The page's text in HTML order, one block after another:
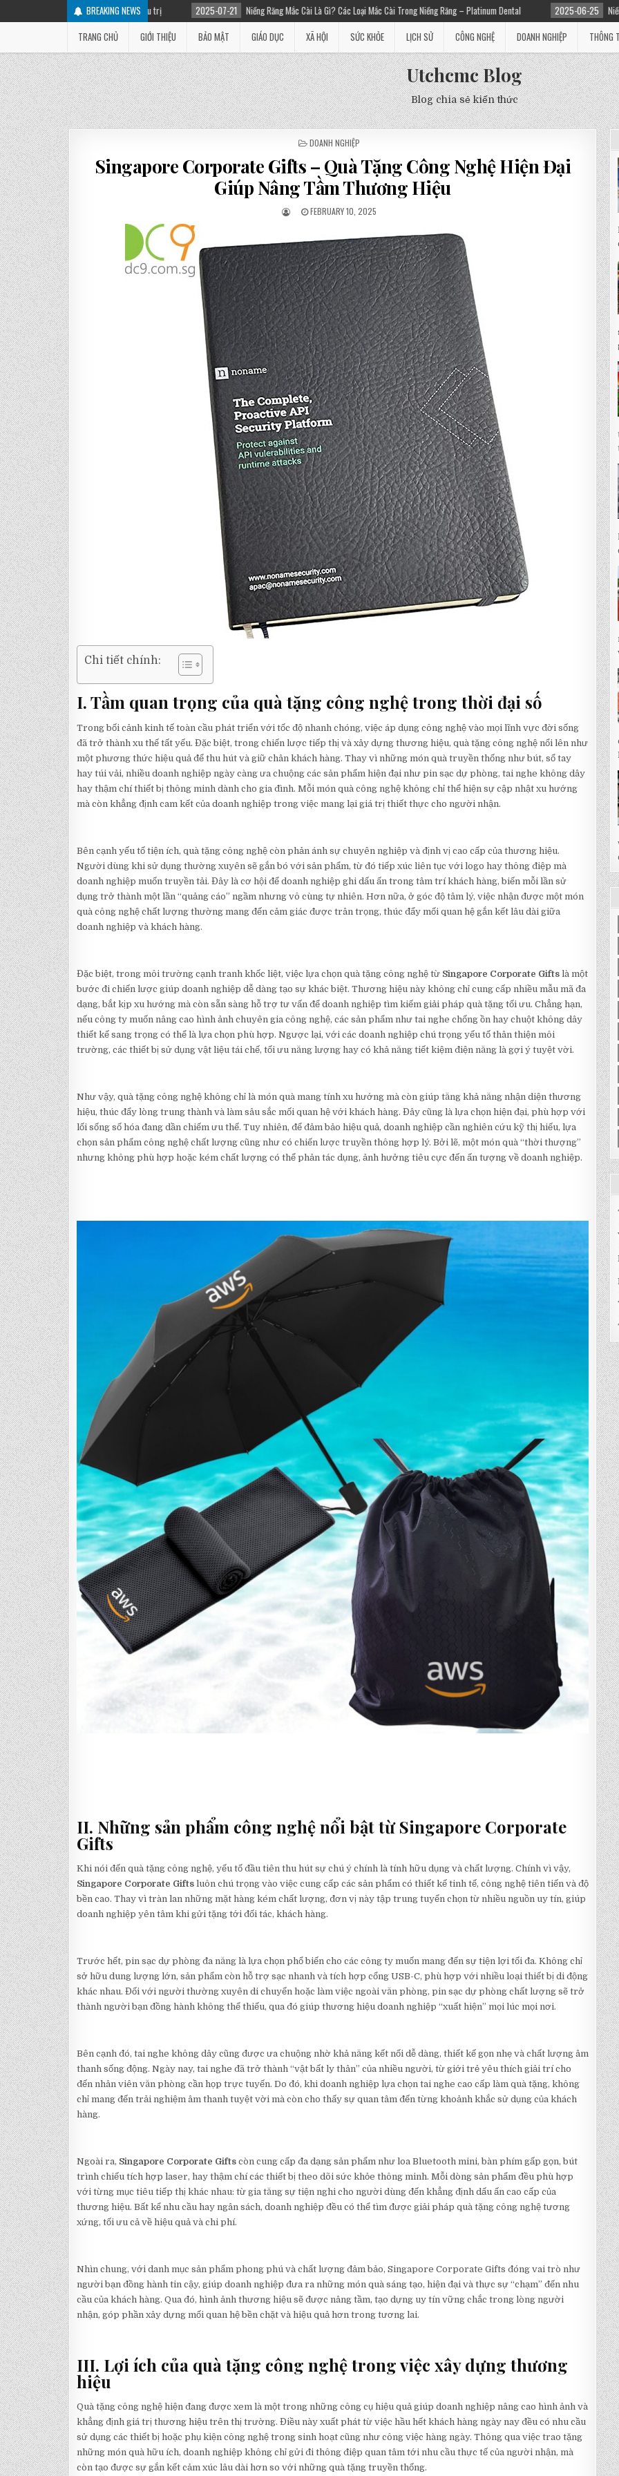
BREAKING NEWS
nhân và cách điều trị 2025-07-21 Niềng Răng Mắc Cài Là Gì? Các Loại Mắc Cài Trong Niềng Răng – Platinum Dental 2025-06-25 Niềng răng giá bao
TRANG CHỦ
GIỚI THIỆU BẢO MẬT GIÁO DỤC XÃ HỘI SỨC KHỎE LỊCH SỬ CÔNG NGHỆ DOANH NGHIỆP THÔNG
Utchcmc Blog
Blog chia sẻ kiến thức
POSTED
DOANH NGHIỆP
Singapore Corporate Gifts – Quà Tặng Công Nghệ Hiện Đại
Giúp Nâng Tầm Thương Hiệu
FEBRUARY 10, 2025
Chi tiết chính:
I. Tầm quan trọng của quà tặng công nghệ trong thời đại số
Trong bối cảnh kinh tế toàn cầu phát triển với tốc độ nhanh chóng, việc áp dụng công nghệ vào mọi lĩnh vực đời sống
đã trở thành xu thế tất yếu. Đặc biệt, trong chiến lược tiếp thị và xây dựng thương hiệu, quà tặng công nghệ nổi lên như
một phương thức hiệu quả để thu hút và giữ chân khách hàng. Thay vì những món quà truyền thống như bút, sổ tay
hay túi vải, nhiều doanh nghiệp ngày càng ưa chuộng các sản phẩm hiện đại như pin sạc dự phòng, tai nghe không dây
hay thậm chí thiết bị thông minh dành cho gia đình. Mỗi món quà công nghệ không chỉ thể hiện sự cập nhật xu hướng
mà còn khẳng định cam kết của doanh nghiệp trong việc mang lại giá trị thiết thực cho người nhận.
Bên cạnh yếu tố tiện ích, quà tặng công nghệ còn phản ánh sự chuyên nghiệp và định vị cao cấp của thương hiệu.
Người dùng khi sử dụng thường xuyên sẽ gắn bó với sản phẩm, từ đó tiếp xúc liên tục với logo hay thông điệp mà
doanh nghiệp muốn truyền tải. Đây là cơ hội để doanh nghiệp ghi dấu ấn trong tâm trí khách hàng, biến mỗi lần sử
dụng trở thành một lần “quảng cáo” ngầm nhưng vô cùng tự nhiên. Hơn nữa, ở góc độ tâm lý, việc nhận được một món
quà công nghệ chất lượng thường mang đến cảm giác được trân trọng, thúc đẩy mối quan hệ gắn kết lâu dài giữa
doanh nghiệp và khách hàng.
Đặc biệt, trong môi trường cạnh tranh khốc liệt, việc lựa chọn quà tặng công nghệ từ Singapore Corporate Giftslà một
bước đi chiến lược giúp doanh nghiệp dễ dàng tạo sự khác biệt. Thương hiệu này không chỉ cung cấp nhiều mẫu mã đa
dạng, bắt kịp xu hướng mà còn sẵn sàng hỗ trợ tư vấn để doanh nghiệp tìm kiếm giải pháp quà tặng tối ưu. Chẳng hạn,
nếu công ty muốn nâng cao hình ảnh chuyên gia công nghệ, các sản phẩm như tai nghe chống ồn hay chuột không dây
thiết kế sang trọng có thể là lựa chọn phù hợp. Ngược lại, với các doanh nghiệp chú trọng yếu tố thân thiện môi
trường, các thiết bị sử dụng vật liệu tái chế, tối ưu năng lượng hay có khả năng tiết kiệm điện năng là gợi ý tuyệt vời.
Như vậy, quà tặng công nghệ không chỉ là món quà mang tính xu hướng mà còn giúp tăng khả năng nhận diện thương
hiệu, thúc đẩy lòng trung thành và làm sâu sắc mối quan hệ với khách hàng. Đây cũng là lựa chọn hiện đại, phù hợp với
lối sống số hóa đang dần chiếm ưu thế. Tuy nhiên, để đảm bảo hiệu quả, doanh nghiệp cần nghiên cứu kỹ thị hiếu, lựa
chọn sản phẩm công nghệ chất lượng cũng như có chiến lược truyền thông hợp lý. Bởi lẽ, một món quà “thời thượng”
nhưng không phù hợp hoặc kém chất lượng có thể phản tác dụng, ảnh hưởng tiêu cực đến ấn tượng về doanh nghiệp.
II. Những sản phẩm công nghệ nổi bật từ Singapore Corporate
Gifts
Khi nói đến quà tặng công nghệ, yếu tố đầu tiên thu hút sự chú ý chính là tính hữu dụng và chất lượng. Chính vì vậy,
Singapore Corporate Giftsluôn chú trọng vào việc cung cấp các sản phẩm có thiết kế tinh tế, công nghệ tiên tiến và độ
bền cao. Thay vì tràn lan những mặt hàng kém chất lượng, đơn vị này tập trung tuyển chọn từ nhiều nguồn uy tín, giúp
doanh nghiệp yên tâm khi gửi tặng tới đối tác, khách hàng.
Trước hết, pin sạc dự phòng đa năng là lựa chọn phổ biến cho các công ty muốn mang đến sự tiện lợi tối đa. Không chỉ
sở hữu dung lượng lớn, sản phẩm còn hỗ trợ sạc nhanh và tích hợp cổng USB-C, phù hợp với nhiều loại thiết bị di động
khác nhau. Đối với người thường xuyên di chuyển hoặc làm việc ngoài văn phòng, pin sạc dự phòng chất lượng sẽ trở
thành người bạn đồng hành không thể thiếu, qua đó giúp thương hiệu doanh nghiệp “xuất hiện” mọi lúc mọi nơi.
Bên cạnh đó, tai nghe không dây cũng được ưa chuộng nhờ khả năng kết nối dễ dàng, thiết kế gọn nhẹ và chất lượng âm
thanh sống động. Ngày nay, tai nghe đã trở thành “vật bất ly thân” của nhiều người, từ giới trẻ yêu thích giải trí cho
đến nhân viên văn phòng cần họp trực tuyến. Do đó, khi doanh nghiệp lựa chọn tai nghe cao cấp làm quà tặng, không
chỉ mang đến trải nghiệm âm thanh tuyệt vời mà còn cho thấy sự quan tâm đến từng khoảnh khắc sử dụng của khách
hàng.
Ngoài ra, Singapore Corporate Giftscòn cung cấp đa dạng sản phẩm như loa Bluetooth mini, bàn phím gấp gọn, bút
trình chiếu tích hợp laser, hay thậm chí các thiết bị theo dõi sức khỏe thông minh. Mỗi dòng sản phẩm đều phù hợp
với từng mục tiêu tiếp thị khác nhau: từ gia tăng sự tiện nghi cho người dùng đến khẳng định dấu ấn cao cấp của
thương hiệu. Bất kể nhu cầu hay ngân sách, doanh nghiệp đều có thể tìm được giải pháp quà tặng công nghệ tương
xứng, tối ưu cả về hiệu quả và chi phí.
Nhìn chung, với danh mục sản phẩm phong phú và chất lượng đảm bảo, Singapore Corporate Gifts đóng vai trò như
người bạn đồng hành tin cậy, giúp doanh nghiệp đưa ra những món quà sáng tạo, hiện đại và thực sự “chạm” đến nhu
cầu của khách hàng. Qua đó, hình ảnh thương hiệu sẽ được nâng tầm, tạo dựng uy tín vững chắc trong lòng người
nhận, góp phần xây dựng mối quan hệ bền chặt và hiệu quả hơn trong tương lai.
III. Lợi ích của quà tặng công nghệ trong việc xây dựng thương
hiệu
Quà tặng công nghệ hiện đang được xem là một trong những công cụ hiệu quả giúp doanh nghiệp nâng cao hình ảnh và
khẳng định giá trị thương hiệu trên thị trường. Điều này xuất phát từ việc hầu hết khách hàng ngày nay đều có nhu cầu
sử dụng các thiết bị hoặc phụ kiện công nghệ trong sinh hoạt cũng như công việc hàng ngày. Thông qua việc trao tặng
những món quà hữu ích, doanh nghiệp không chỉ gửi đi thông điệp quan tâm tới nhu cầu thực tế của người nhận, mà
còn tạo được sự gắn kết cảm xúc lâu dài hơn so với những quà tặng truyền thống.